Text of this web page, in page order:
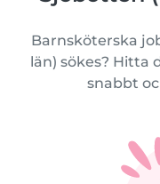
Barnsköterska
län) sökes?
snabbt